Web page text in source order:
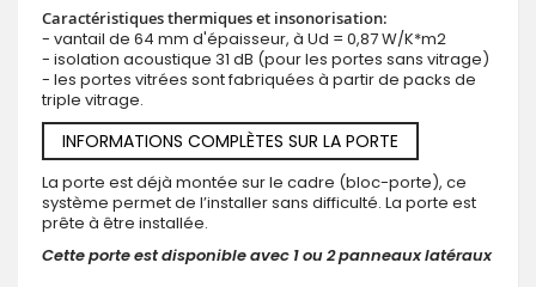
Caractéristiques thermiques et insonorisation:
- vantail de 64 mm d'épaisseur, à Ud = 0,87 W/K*m2
- isolation acoustique 31 dB (pour les portes sans vitrage)
- les portes vitrées sont fabriquées à partir de packs de
triple vitrage.
INFORMATIONS COMPLÈTES SUR LA PORTE
La porte est déjà montée sur le cadre (bloc-porte), ce
système permet de l’installer sans difficulté. La porte est
prête à être installée.
Cette porte est disponible avec 1 ou 2 panneaux latéraux